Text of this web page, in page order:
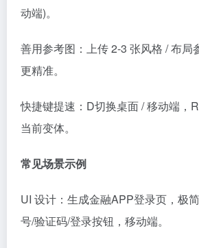
动端)。
善用参考图：上传 2-3 张风格 / 布局
更精准。
快捷键提速：D切换桌面 / 移动端，
当前变体。
常见场景示例
UI 设计：生成金融APP登录页，极
号/验证码/登录按钮，移动端。